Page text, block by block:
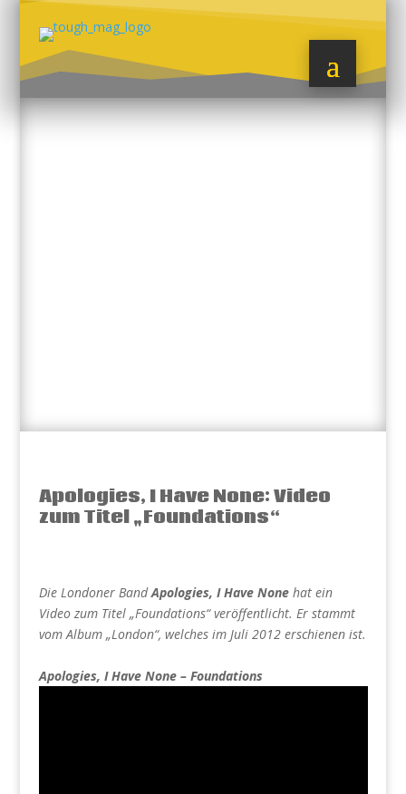
Apologies, I Have None: Video
zum Titel „Foundations“
Die Londoner BandApologies, I Have Nonehat ein
Video zum Titel „Foundations“ veröffentlicht. Er stammt
vom Album „London“, welches im Juli 2012 erschienen ist.
Apologies, I Have None – Foundations